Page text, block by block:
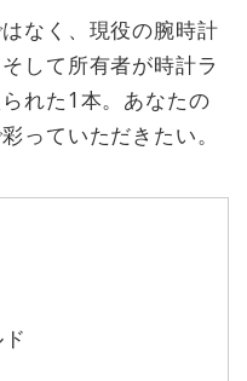
なく、現役の腕時計
して所有者が時計ラ
れた1本。あなたの
っていただきたい。